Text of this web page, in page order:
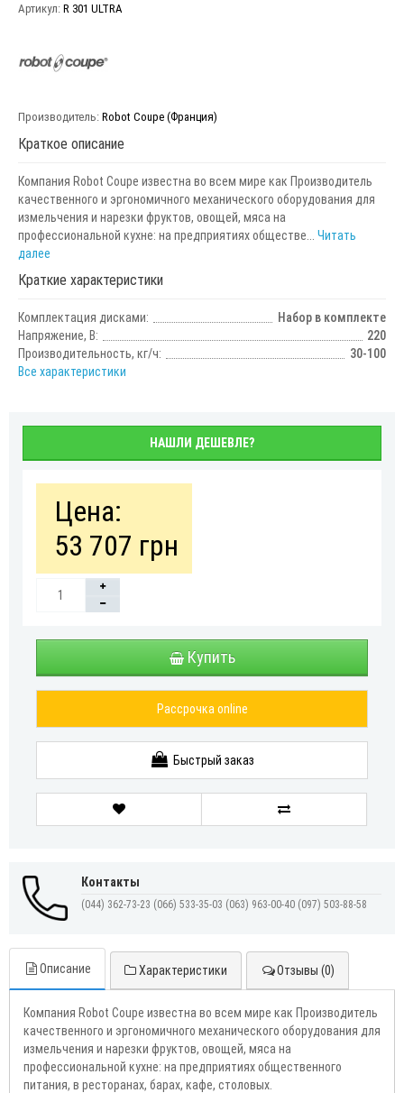
Артикул: R 301 ULTRA
Производитель: Robot Coupe (Франция)
Краткое описание
Компания Robot Coupe известна во всем мире как Производитель
качественного и эргономичного механического оборудования для
измельчения и нарезки фруктов, овощей, мяса на
профессиональной кухне: на предприятиях обществе... Читать
далее
Краткие характеристики
Комплектация дисками:
Набор в комплекте
Напряжение, В:
220
Производительность, кг/ч:
30-100
Все характеристики
НАШЛИ ДЕШЕВЛЕ?
Цена:
53 707 грн
Купить
Рассрочка online
Быстрый заказ
Контакты
(044) 362-73-23 (066) 533-35-03 (063) 963-00-40 (097) 503-88-58
Описание Характеристики Отзывы (0)
Компания Robot Coupe известна во всем мире как Производитель
качественного и эргономичного механического оборудования для
измельчения и нарезки фруктов, овощей, мяса на
профессиональной кухне: на предприятиях общественного
питания, в ресторанах, барах, кафе, столовых.